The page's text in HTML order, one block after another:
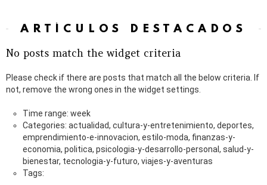
ARTÍCULOS DESTACADOS
No posts match the widget criteria
Please check if there are posts that match all the below criteria. If
not, remove the wrong ones in the widget settings.
Time range: week
Categories: actualidad, cultura-y-entretenimiento, deportes,
emprendimiento-e-innovacion, estilo-moda, finanzas-y-
economia, politica, psicologia-y-desarrollo-personal, salud-y-
bienestar, tecnologia-y-futuro, viajes-y-aventuras
Tags: